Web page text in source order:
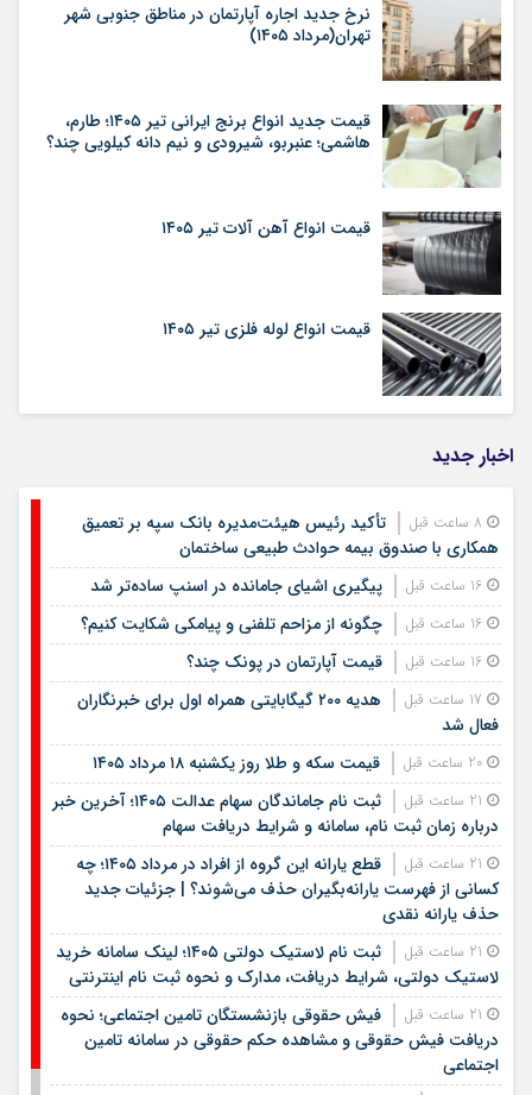
نرخ جدید اجاره آپارتمان در مناطق جنوبی شهر
تهران(مرداد ۱۴۰۵)
قیمت جدید انواع برنج ایرانی تیر ۱۴۰۵؛ طارم،
هاشمی؛ عنبربو، شیرودی و نیم دانه کیلویی چند؟
قیمت انواع آهن آلات تیر ۱۴۰۵
قیمت انواع لوله فلزی تیر ۱۴۰۵
اخبار جدید
تأکید رئیس هیئت‌مدیره بانک سپه بر تعمیق
همکاری با صندوق بیمه حوادث طبیعی ساختمان
پیگیری اشیای جامانده در اسنپ ساده‌تر شد
چگونه از مزاحم تلفنی و پیامکی شکایت کنیم؟
قیمت آپارتمان در پونک چند؟
هدیه ۲۰۰ گیگابایتی همراه اول برای خبرنگاران
فعال شد
قیمت سکه و طلا روز یکشنبه ۱۸ مرداد ۱۴۰۵
ثبت نام جاماندگان سهام عدالت ۱۴۰۵؛ آخرین خبر
درباره زمان ثبت نام، سامانه و شرایط دریافت سهام
قطع یارانه این گروه از افراد در مرداد ۱۴۰۵؛ چه
کسانی از فهرست یارانه‌بگیران حذف می‌شوند؟ | جزئیات جدید
حذف یارانه نقدی
ثبت نام لاستیک دولتی ۱۴۰۵؛ لینک سامانه خرید
لاستیک دولتی، شرایط دریافت، مدارک و نحوه ثبت نام اینترنتی
فیش حقوقی بازنشستگان تامین اجتماعی؛ نحوه
دریافت فیش حقوقی و مشاهده حکم حقوقی در سامانه تامین
اجتماعی